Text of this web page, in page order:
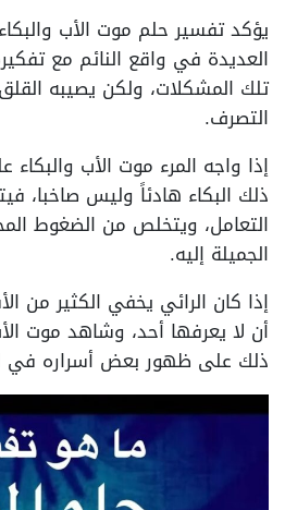
يؤكد تفسير حلم موت الأب
العديدة في واقع النائم مع
تلك المشكلات، ولكن يصيبه
التصرف.
إذا واجه المرء موت الأب
ذلك البكاء هادئاً وليس صاخبا،
التعامل، ويتخلص من الضغوط
الجميلة إليه.
إذا كان الرائي يخفي الكثير من
أن لا يعرفها أحد، وشاهد موت
ذلك على ظهور بعض أسراره في